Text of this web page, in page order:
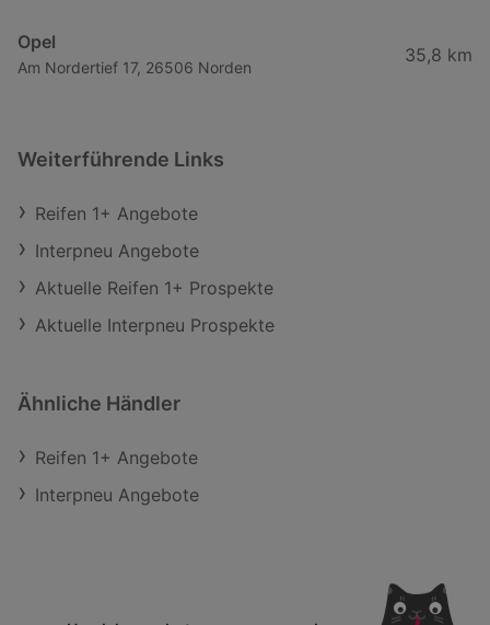
Opel
Am Nordertief 17, 26506 Norden
35,8 km
Weiterführende Links
Reifen 1+ Angebote
Interpneu Angebote
Aktuelle Reifen 1+ Prospekte
Aktuelle Interpneu Prospekte
Ähnliche Händler
Reifen 1+ Angebote
Interpneu Angebote